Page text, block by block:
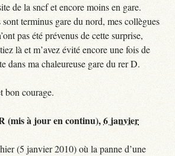
de la sncf et encore moins en gare.
terminus gare du nord, mes collègues
pas été prévenus de cette surprise,
là et m’avez évité encore une fois de
dans ma chaleureuse gare du rer D.
bon courage.
(mis à jour en continu),6 janvier
(5 janvier 2010) où la panne d’une